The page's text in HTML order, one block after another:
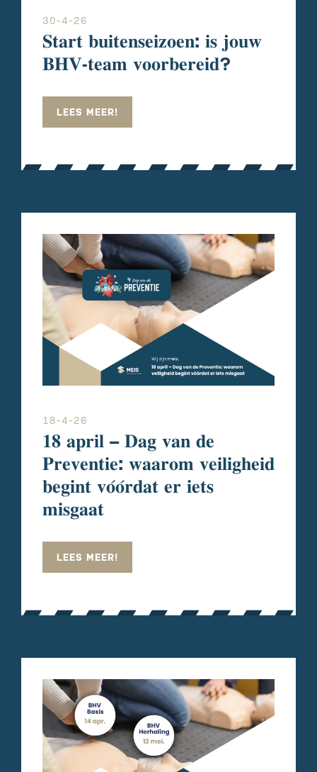
30-4-26
𝐒𝐭𝐚𝐫𝐭 𝐛𝐮𝐢𝐭𝐞𝐧𝐬𝐞𝐢𝐳𝐨𝐞𝐧: 𝐢𝐬 𝐣𝐨𝐮𝐰
𝐁𝐇𝐕-𝐭𝐞𝐚𝐦 𝐯𝐨𝐨𝐫𝐛𝐞𝐫𝐞𝐢𝐝?
LEES MEER!
18-4-26
𝟏𝟖 𝐚𝐩𝐫𝐢𝐥 – 𝐃𝐚𝐠 𝐯𝐚𝐧 𝐝𝐞
𝐏𝐫𝐞𝐯𝐞𝐧𝐭𝐢𝐞: 𝐰𝐚𝐚𝐫𝐨𝐦 𝐯𝐞𝐢𝐥𝐢𝐠𝐡𝐞𝐢𝐝
𝐛𝐞𝐠𝐢𝐧𝐭 𝐯𝐨́𝐨́𝐫𝐝𝐚𝐭 𝐞𝐫 𝐢𝐞𝐭𝐬
𝐦𝐢𝐬𝐠𝐚𝐚𝐭
LEES MEER!